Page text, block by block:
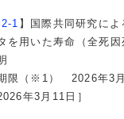
1 】国際共同研究に
を用いた寿命（全死
期限（※1） 2026年3
年3月11日］